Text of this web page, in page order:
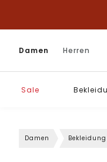
Damen Herren
Sale
Damen